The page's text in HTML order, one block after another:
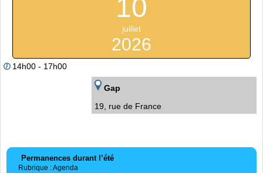
10
juillet
2026
14h00 - 17h00
Gap
19, rue de France
Permanences durant l’été
Rubrique : Agenda